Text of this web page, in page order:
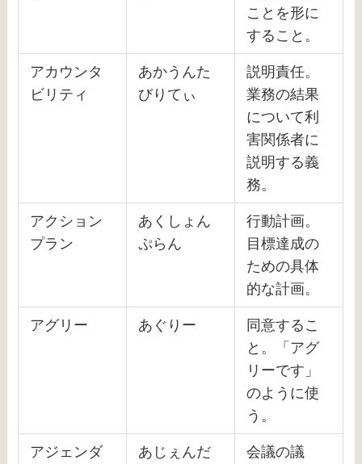
ことを形に
すること。
アカウンタ
ビリティ
あかうんた
びりてぃ
説明責任。
業務の結果
について利
害関係者に
説明する義
務。
アクション
プラン
あくしょん
ぷらん
行動計画。
目標達成の
ための具体
的な計画。
アグリー あぐりー
同意するこ
と。「アグ
リーです」
のように使
う。
アジェンダ あじぇんだ
会議の議